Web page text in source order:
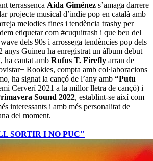
terrassenca Aida Giménez s’amaga darrere
projecte musical d’indie pop en català amb
melodies fines i tendència trashy per
etiquetar com #cuquitrash i que beu del
dels 90s i arrossega tendències pop dels
anys Guineu ha enregistrat un àlbum debut
, ha cantat amb Rufus T. Firefly arran de
Rookies, compta amb col·laboracions
ha signat la cançó de l’any amb “Putu
Cerverí 2021 a la millor lletra de cançó) i
Sound 2022, establint-se així com
interessants i amb més personalitat de
del moment.
SORTIR I NO PUC"